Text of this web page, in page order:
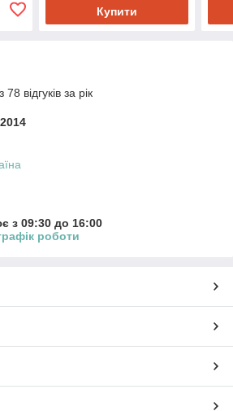
Купити
відгуків за рік
з 09:30 до 16:00
роботи